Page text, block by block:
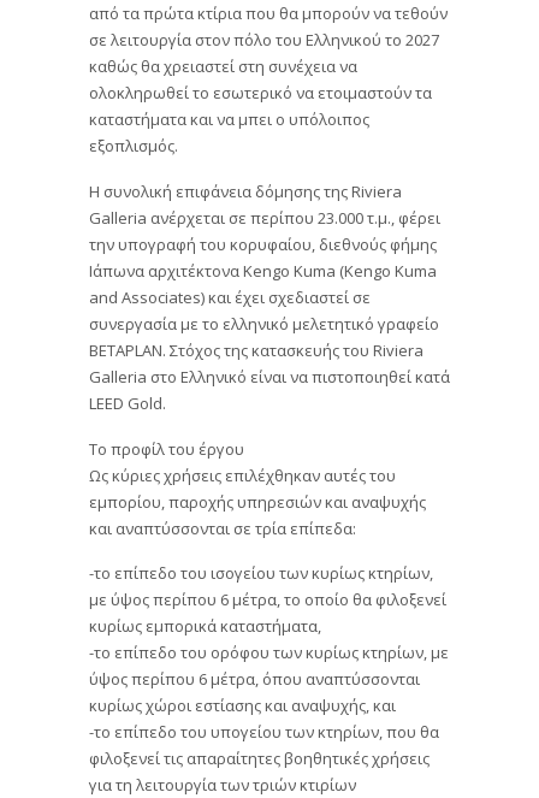
από τα πρώτα κτίρια που θα μπορούν να τεθούν
σε λειτουργία στον πόλο του Ελληνικού το 2027
καθώς θα χρειαστεί στη συνέχεια να
ολοκληρωθεί το εσωτερικό να ετοιμαστούν τα
καταστήματα και να μπει ο υπόλοιπος
εξοπλισμός.
Η συνολική επιφάνεια δόμησης της Riviera
Galleria ανέρχεται σε περίπου 23.000 τ.μ., φέρει
την υπογραφή του κορυφαίου, διεθνούς φήμης
Ιάπωνα αρχιτέκτονα Kengo Kuma (Kengo Kuma
and Associates) και έχει σχεδιαστεί σε
συνεργασία με το ελληνικό μελετητικό γραφείο
ΒΕΤΑPLAN. Στόχος της κατασκευής του Riviera
Galleria στο Ελληνικό είναι να πιστοποιηθεί κατά
LEED Gold.
Το προφίλ του έργου
Ως κύριες χρήσεις επιλέχθηκαν αυτές του
εμπορίου, παροχής υπηρεσιών και αναψυχής
και αναπτύσσονται σε τρία επίπεδα:
-το επίπεδο του ισογείου των κυρίως κτηρίων,
με ύψος περίπου 6 μέτρα, το οποίο θα φιλοξενεί
κυρίως εμπορικά καταστήματα,
-το επίπεδο του ορόφου των κυρίως κτηρίων, με
ύψος περίπου 6 μέτρα, όπου αναπτύσσονται
κυρίως χώροι εστίασης και αναψυχής, και
-το επίπεδο του υπογείου των κτηρίων, που θα
φιλοξενεί τις απαραίτητες βοηθητικές χρήσεις
για τη λειτουργία των τριών κτιρίων